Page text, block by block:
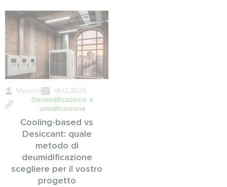
Mycond
18.12.2025
Deumidificazione e
umidificazione
Cooling-based vs
Desiccant: quale
metodo di
deumidificazione
scegliere per il vostro
progetto